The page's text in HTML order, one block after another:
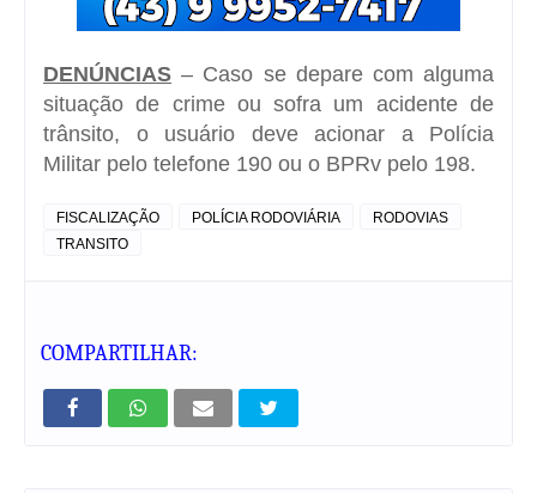
DENÚNCIAS – Caso se depare com alguma
situação de crime ou sofra um acidente de
trânsito, o usuário deve acionar a Polícia
Militar pelo telefone 190 ou o BPRv pelo 198.
FISCALIZAÇÃO POLÍCIA RODOVIÁRIA
RODOVIAS
TRANSITO
COMPARTILHAR: